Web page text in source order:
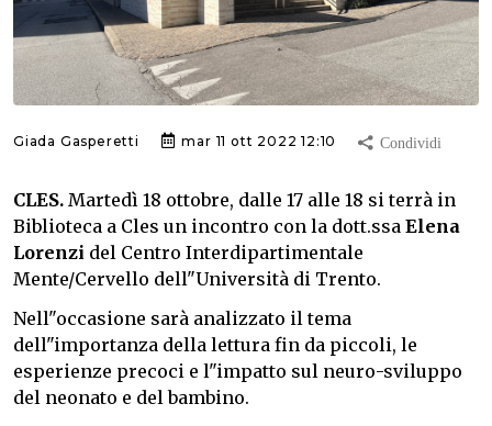
Giada Gasperetti mar 11 ott 2022 12:10
CLES. Martedì 18 ottobre, dalle 17 alle 18 si terrà in
Biblioteca a Cles un incontro con la dott.ssa Elena
Lorenzi del Centro Interdipartimentale
Mente/Cervello dell"Università di Trento.
Nell"occasione sarà analizzato il tema
dell"importanza della lettura fin da piccoli, le
esperienze precoci e l"impatto sul neuro-sviluppo
del neonato e del bambino.